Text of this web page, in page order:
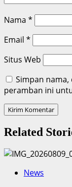
Nama *
Email *
Situs Web
Simpan nama,
peramban ini
Related
News